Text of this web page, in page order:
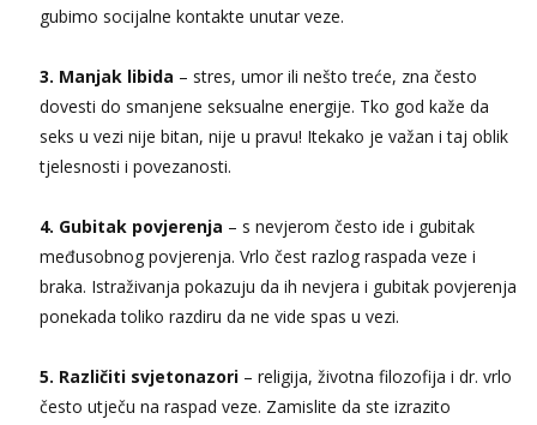
Anđela
Tel:064/677-677 - Kod: #142
tel:0,93€ - mob:1,12€ min
gubimo socijalne kontakte unutar veze.
3. Manjak libida – stres, umor ili nešto treće, zna često
dovesti do smanjene seksualne energije. Tko god kaže da
seks u vezi nije bitan, nije u pravu! Itekako je važan i taj oblik
tjelesnosti i povezanosti.
4. Gubitak povjerenja – s nevjerom često ide i gubitak
međusobnog povjerenja. Vrlo čest razlog raspada veze i
braka. Istraživanja pokazuju da ih nevjera i gubitak povjerenja
ponekada toliko razdiru da ne vide spas u vezi.
5. Različiti svjetonazori – religija, životna filozofija i dr. vrlo
često utječu na raspad veze. Zamislite da ste izrazito